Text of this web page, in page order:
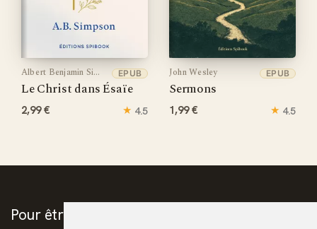
Albert Benjamin Simpson
Le Christ dans Ésaïe
EPUB
2,99 € ★ 4.5
John Wesley
Sermons
EPUB
1,99 € ★ 4.5
Pour être prévenus de la publication des